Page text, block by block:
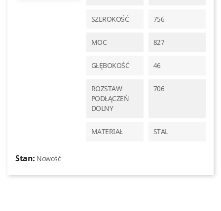
SZEROKOŚĆ 756
MOC 827
GŁĘBOKOŚĆ 46
ROZSTAW
PODŁĄCZEŃ
DOLNY
706
MATERIAŁ STAL
Stan: Nowość